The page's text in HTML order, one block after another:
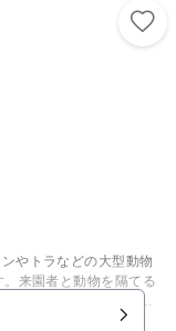
やトラなどの大型動物
来園者と動物を隔てる
ンジ－やマントヒヒを
たり、ガラスめがけて